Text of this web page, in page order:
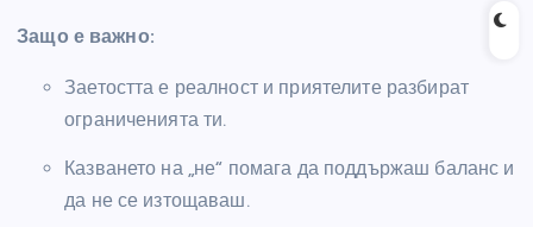
Защо е важно:
Заетостта е реалност и приятелите разбират
ограниченията ти.
Казването на „не“ помага да поддържаш баланс и
да не се изтощаваш.